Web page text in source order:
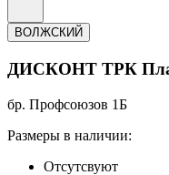
ВОЛЖСКИЙ
ДИСКОНТ ТРК
бр. Профсоюзов 1Б
Размеры в наличии:
Отсутсвуют